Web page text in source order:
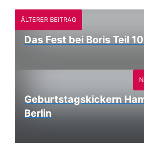
ÄLTERER BEITRAG
Das Fest bei Boris Teil 10
Geburtstagskickern
Berlin